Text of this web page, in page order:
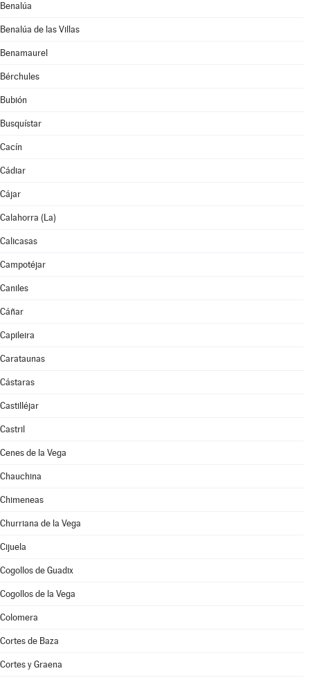
Benalúa
Benalúa de las Villas
Benamaurel
Bérchules
Bubión
Busquístar
Cacín
Cádiar
Cájar
Calahorra (La)
Calicasas
Campotéjar
Caniles
Cáñar
Capileira
Carataunas
Cástaras
Castilléjar
Castril
Cenes de la Vega
Chauchina
Chimeneas
Churriana de la Vega
Cijuela
Cogollos de Guadix
Cogollos de la Vega
Colomera
Cortes de Baza
Cortes y Graena